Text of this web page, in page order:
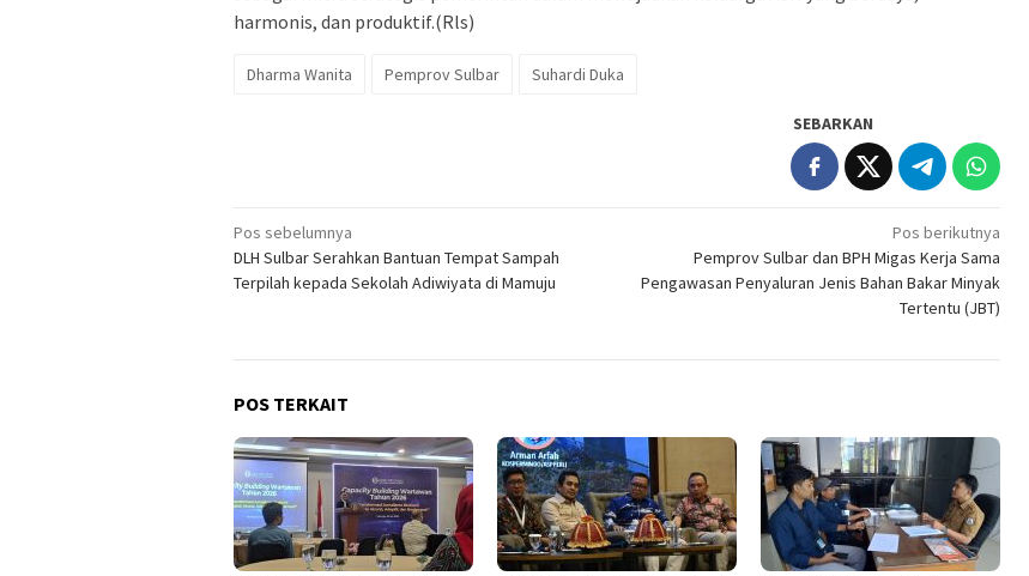
harmonis, dan produktif.(Rls)
Dharma Wanita Pemprov Sulbar Suhardi Duka
SEBARKAN
Navigasi
pos
Pos sebelumnya
DLH Sulbar Serahkan Bantuan Tempat Sampah
Terpilah kepada Sekolah Adiwiyata di Mamuju
Pos berikutnya
Pemprov Sulbar dan BPH Migas Kerja Sama
Pengawasan Penyaluran Jenis Bahan Bakar Minyak
Tertentu (JBT)
POS TERKAIT